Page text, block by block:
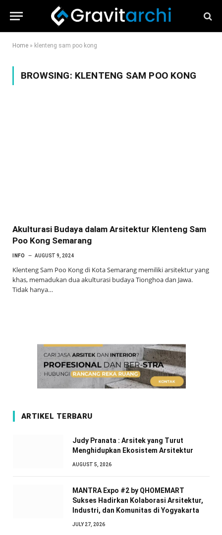
Home » klenteng sam poo kong
BROWSING: KLENTENG SAM POO KONG
Akulturasi Budaya dalam Arsitektur Klenteng Sam
Poo Kong Semarang
INFO AUGUST 9, 2024
­Klenteng Sam Poo Kong di Kota Semarang memiliki arsitektur yang
khas, memadukan dua akulturasi budaya Tionghoa dan Jawa.
Tidak hanya…
ARTIKEL TERBARU
Judy Pranata : Arsitek yang Turut
Menghidupkan Ekosistem Arsitektur
AUGUST 5, 2026
MANTRA Expo #2 by QHOMEMART
Sukses Hadirkan Kolaborasi Arsitektur,
Industri, dan Komunitas di Yogyakarta
JULY 27, 2026